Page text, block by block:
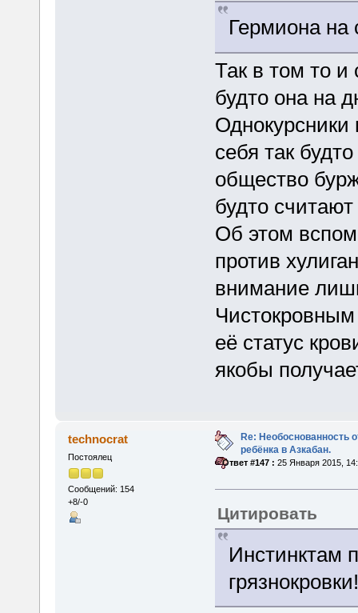
Гермиона на
Так в том то и
будто она на
Однокурсники
себя так
общество
будто
Об этом
против
внимание
её статус
якобы
technocrat
Постоялец
Сообщений: 154
+8/-0
Re: Необоснованность
ребёнка в Азкабан.
«Ответ #147 : 25 Января 2015,
Цитировать
Инстинктам